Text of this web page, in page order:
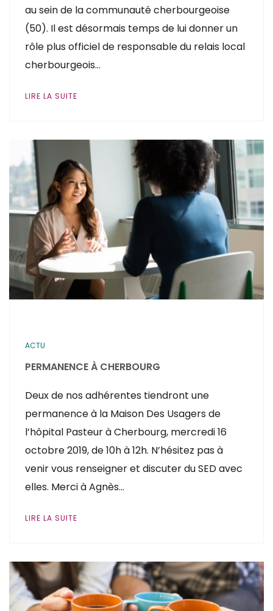
au sein de la communauté cherbourgeoise
(50). Il est désormais temps de lui donner un
rôle plus officiel de responsable du relais local
cherbourgeois…
LIRE LA SUITE
ACTU
PERMANENCE À CHERBOURG
Deux de nos adhérentes tiendront une
permanence à la Maison Des Usagers de
l’hôpital Pasteur à Cherbourg, mercredi 16
octobre 2019, de 10h à 12h. N’hésitez pas à
venir vous renseigner et discuter du SED avec
elles. Merci à Agnès…
LIRE LA SUITE